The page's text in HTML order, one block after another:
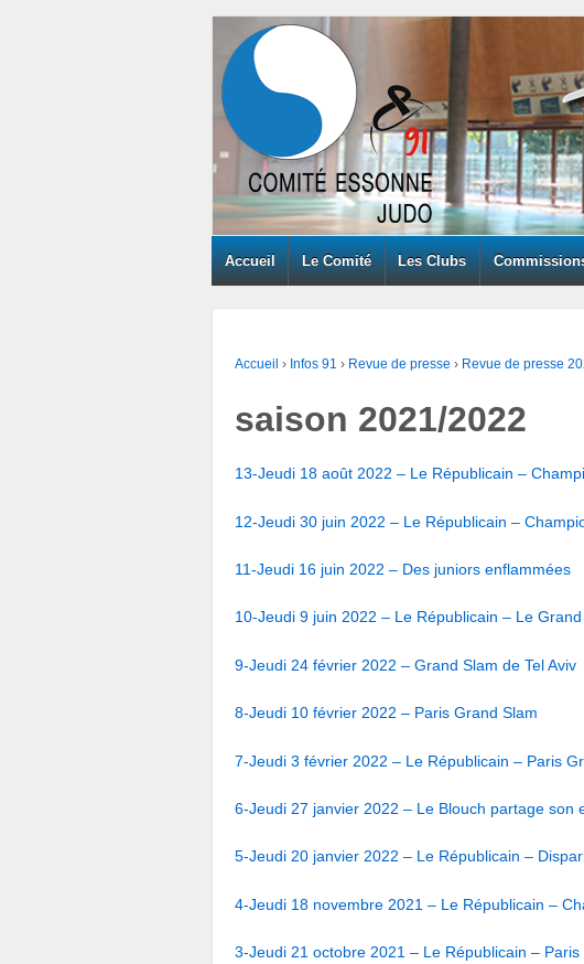
Accueil Le Comité Les Clubs
Accueil › Infos 91 › Revue de presse › Revue de presse
saison 2021/2022
13-Jeudi 18 août 2022 – Le Républicain –
12-Jeudi 30 juin 2022 – Le Républicain –
11-Jeudi 16 juin 2022 – Des juniors enflammées
10-Jeudi 9 juin 2022 – Le Républicain – Le
9-Jeudi 24 février 2022 – Grand Slam de Tel Aviv
8-Jeudi 10 février 2022 – Paris Grand Slam
7-Jeudi 3 février 2022 – Le Républicain – Paris
6-Jeudi 27 janvier 2022 – Le Blouch partage son
5-Jeudi 20 janvier 2022 – Le Républicain –
4-Jeudi 18 novembre 2021 – Le Républicain –
3-Jeudi 21 octobre 2021 – Le Républicain – Paris